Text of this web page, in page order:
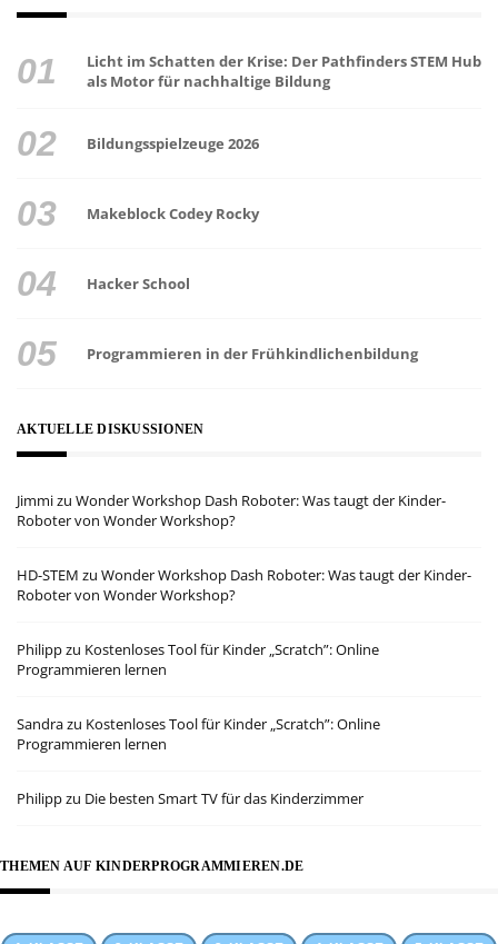
Licht im Schatten der Krise: Der Pathfinders STEM Hub
als Motor für nachhaltige Bildung
Bildungsspielzeuge 2026
Makeblock Codey Rocky
Hacker School
Programmieren in der Frühkindlichenbildung
AKTUELLE DISKUSSIONEN
Jimmizu Wonder Workshop Dash Roboter: Was taugt der Kinder-
Roboter von Wonder Workshop?
HD-STEM zu Wonder Workshop Dash Roboter: Was taugt der Kinder-
Roboter von Wonder Workshop?
Philippzu Kostenloses Tool für Kinder „Scratch”: Online
Programmieren lernen
Sandrazu Kostenloses Tool für Kinder „Scratch”: Online
Programmieren lernen
Philippzu Die besten Smart TV für das Kinderzimmer
THEMEN AUF KINDERPROGRAMMIEREN.DE